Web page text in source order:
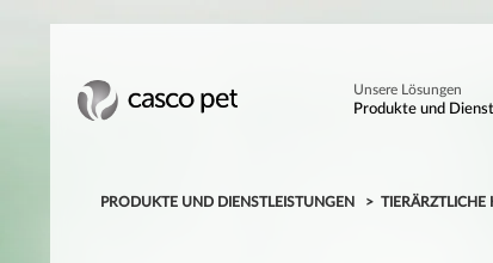
Unsere Lösungen
Produkte und
PRODUKTE UND DIENSTLEISTUNGEN TIERÄRZTLICHE